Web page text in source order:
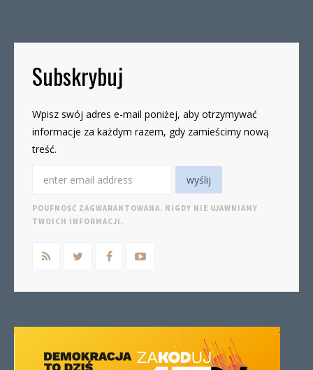
Subskrybuj
Wpisz swój adres e-mail poniżej, aby otrzymywać
informacje za każdym razem, gdy zamieścimy nową
treść.
POUFNOŚĆ ZAGWARANTOWANA. NIGDY NIE UJAWNIAMY
TWOICH INFORMACJI.